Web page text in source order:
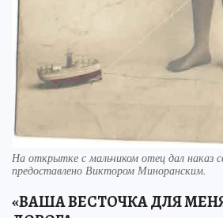
На открытке с мальчиком отец дал наказ
предоставлено Виктором Миноранским.
«ВАША ВЕСТОЧКА ДЛЯ